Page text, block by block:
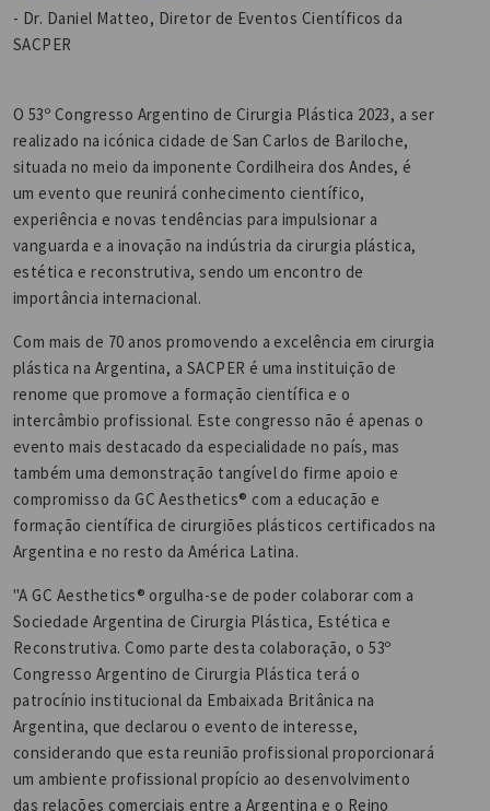
- Dr. Daniel Matteo, Diretor de Eventos Científicos da
SACPER
O 53º Congresso Argentino de Cirurgia Plástica 2023, a ser
realizado na icónica cidade de San Carlos de Bariloche,
situada no meio da imponente Cordilheira dos Andes, é
um evento que reunirá conhecimento científico,
experiência e novas tendências para impulsionar a
vanguarda e a inovação na indústria da cirurgia plástica,
estética e reconstrutiva, sendo um encontro de
importância internacional.
Com mais de 70 anos promovendo a excelência em cirurgia
plástica na Argentina, a SACPER é uma instituição de
renome que promove a formação científica e o
intercâmbio profissional. Este congresso não é apenas o
evento mais destacado da especialidade no país, mas
também uma demonstração tangível do firme apoio e
compromisso da GC Aesthetics® com a educação e
formação científica de cirurgiões plásticos certificados na
Argentina e no resto da América Latina.
"A GC Aesthetics® orgulha-se de poder colaborar com a
Sociedade Argentina de Cirurgia Plástica, Estética e
Reconstrutiva. Como parte desta colaboração, o 53º
Congresso Argentino de Cirurgia Plástica terá o
patrocínio institucional da Embaixada Britânica na
Argentina, que declarou o evento de interesse,
considerando que esta reunião profissional proporcionará
um ambiente profissional propício ao desenvolvimento
das relações comerciais entre a Argentina e o Reino